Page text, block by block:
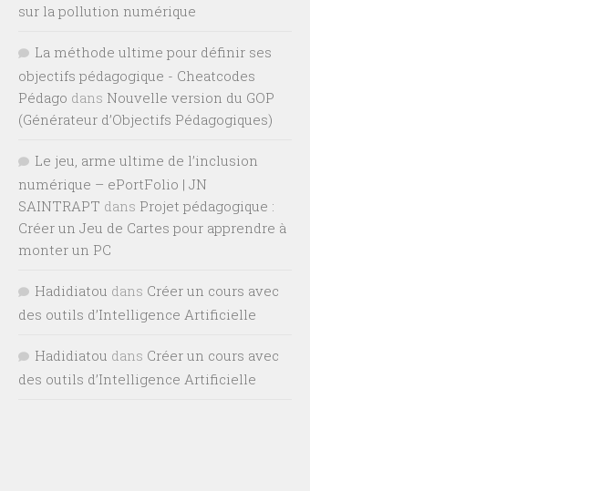
sur la pollution numérique
La méthode ultime pour définir ses
objectifs pédagogique - Cheatcodes
Pédago dans Nouvelle version du GOP
(Générateur d’Objectifs Pédagogiques)
Le jeu, arme ultime de l’inclusion
numérique – ePortFolio | JN
SAINTRAPT dans Projet pédagogique :
Créer un Jeu de Cartes pour apprendre à
monter un PC
Hadidiatou dans Créer un cours avec
des outils d’Intelligence Artificielle
Hadidiatou dans Créer un cours avec
des outils d’Intelligence Artificielle